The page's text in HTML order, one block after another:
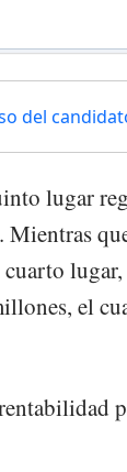
del
lugar
Mientras
el